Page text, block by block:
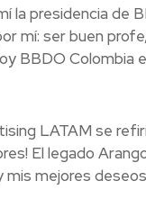
la presidencia de
mí: ser buen
BBDO Colombia
LATAM se
El legado
mejores